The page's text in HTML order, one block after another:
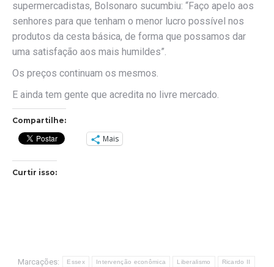
supermercadistas, Bolsonaro sucumbiu: “Faço apelo aos
senhores para que tenham o menor lucro possível nos
produtos da cesta básica, de forma que possamos dar
uma satisfação aos mais humildes”.
Os preços continuam os mesmos.
E ainda tem gente que acredita no livre mercado.
Compartilhe:
Mais
Curtir isso:
Marcações: Essex Intervenção econômica Liberalismo Ricardo II